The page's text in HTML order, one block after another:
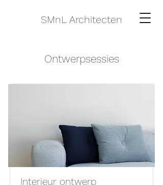
SMnL Architecten
Ontwerpsessies
Interieur ontwerp